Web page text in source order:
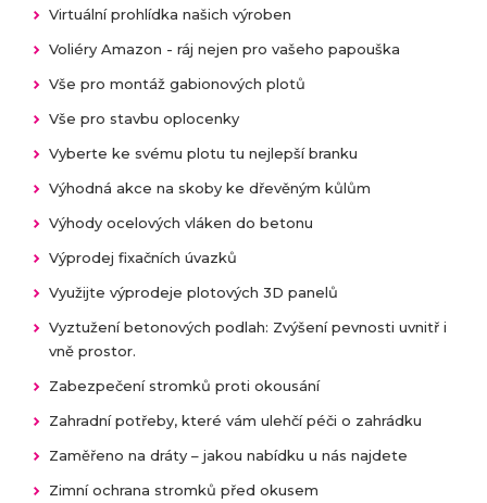
Virtuální prohlídka našich výroben
Voliéry Amazon - ráj nejen pro vašeho papouška
Vše pro montáž gabionových plotů
Vše pro stavbu oplocenky
Vyberte ke svému plotu tu nejlepší branku
Výhodná akce na skoby ke dřevěným kůlům
Výhody ocelových vláken do betonu
Výprodej fixačních úvazků
Využijte výprodeje plotových 3D panelů
Vyztužení betonových podlah: Zvýšení pevnosti uvnitř i
vně prostor.
Zabezpečení stromků proti okousání
Zahradní potřeby, které vám ulehčí péči o zahrádku
Zaměřeno na dráty – jakou nabídku u nás najdete
Zimní ochrana stromků před okusem